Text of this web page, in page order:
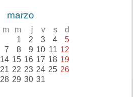
marzo
m m j v s d
1 2 3 4 5
7 8 9 10 11 12
14 15 16 17 18 19
21 22 23 24 25 26
28 29 30 31